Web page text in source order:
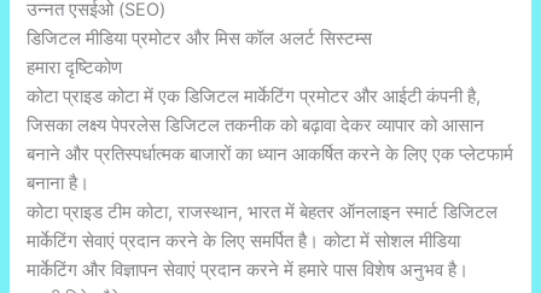
उन्नत एसईओ (SEO)
डिजिटल मीडिया प्रमोटर और मिस कॉल अलर्ट सिस्टम्स
हमारा दृष्टिकोण
कोटा प्राइड कोटा में एक डिजिटल मार्केटिंग प्रमोटर और आईटी कंपनी है,
जिसका लक्ष्य पेपरलेस डिजिटल तकनीक को बढ़ावा देकर व्यापार को आसान
बनाने और प्रतिस्पर्धात्मक बाजारों का ध्यान आकर्षित करने के लिए एक प्लेटफार्म
बनाना है।
कोटा प्राइड टीम कोटा, राजस्थान, भारत में बेहतर ऑनलाइन स्मार्ट डिजिटल
मार्केटिंग सेवाएं प्रदान करने के लिए समर्पित है। कोटा में सोशल मीडिया
मार्केटिंग और विज्ञापन सेवाएं प्रदान करने में हमारे पास विशेष अनुभव है।